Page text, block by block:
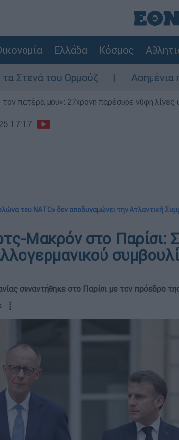
Ελλάδα Κόσμος
Ορμούζ Ασημένια η
πατέρα μου»: 27χρονη παρέσυρε νύφη λίγες
17:17
του ΝΑΤΟ» δεν αποδυναμώνει την Ατλαντική
Μακρόν στο Παρίσι:
συναντήθηκε στο Παρίσι με τον πρόεδρο
┋